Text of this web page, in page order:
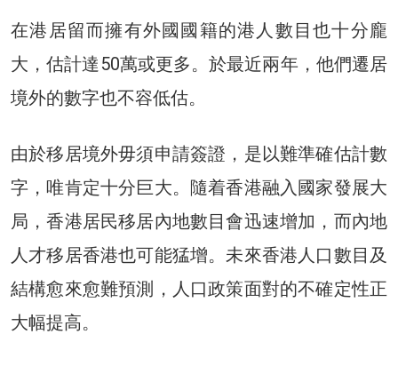
在港居留而擁有外國國籍的港人數目也十分龐
大，估計達50萬或更多。於最近兩年，他們遷居
境外的數字也不容低估。
由於移居境外毋須申請簽證，是以難準確估計數
字，唯肯定十分巨大。隨着香港融入國家發展大
局，香港居民移居內地數目會迅速增加，而內地
人才移居香港也可能猛增。未來香港人口數目及
結構愈來愈難預測，人口政策面對的不確定性正
大幅提高。